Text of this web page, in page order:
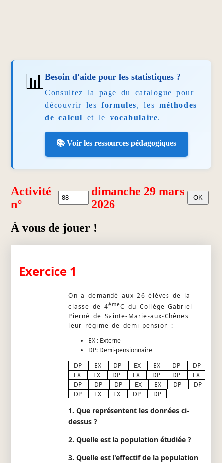
📊Besoin d'aide pour les statistiques ?
Consultez la page du catalogue pour
découvrir lesformules, lesméthodes
de calcul
et le vocabulaire.
📚 Voir les ressources pédagogiques
Activité
n°
dimanche 29 mars
2026
À vous de jouer !
Exercice 1
On a demandé aux 26 élèves de la
classe de 4èmeC du Collège Gabriel
Pierné de Sainte-Marie-aux-Chênes
leur régime de demi-pension :
EX : Externe
DP: Demi-pensionnaire
DP
EX DP EX EX DP
DP
EX
EX DP EX DP DP
EX
DP
DP DP EX EX DP
DP
DP
EX EX DP DP
1. Que représentent les données ci-
dessus ?
2. Quelle est la population étudiée ?
3. Quelle est l'effectif de la population